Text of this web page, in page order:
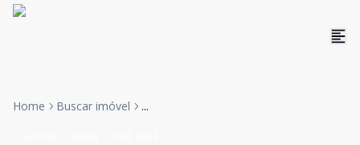
Home Buscar imóvel ...